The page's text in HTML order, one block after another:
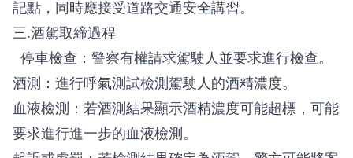
記點，同時應接受道路交通安全講習。
三.酒駕取締過程
停車檢查：警察有權請求駕駛人並要求進行檢查。
酒測：進行呼氣測試檢測駕駛人的酒精濃度。
血液檢測：若酒測結果顯示酒精濃度可能超標，可能
要求進行進一步的血液檢測。